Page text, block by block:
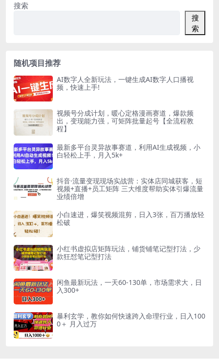
搜索
搜
索
随机项目推荐
AI数字人全新玩法，一键生成AI数字人口播视
频，快速上手!
视频号分成计划，暖心定格漫画赛道，爆款频
出，变现能力强，可矩阵批量起号【全流程教
程】
最新多平台灵异故事赛道，利用AI生成视频，小
白轻松上手，月入5k+
抖音·流量变现现场实战营：实体店同城获客，短
视频+直播+员工矩阵 三大维度帮助实体引爆流量
业绩倍增
小白速进，爆笑视频混剪，日入3张，百万播放轻
松破
小红书虚拟店矩阵玩法，铺货铺笔记型打法，少
款狂怼笔记型打法
闲鱼最新玩法，一天60-130单，市场需求大，日
入300+
暴利玄学，教你如何快速跨入命理行业，日入100
0＋ 月入过万